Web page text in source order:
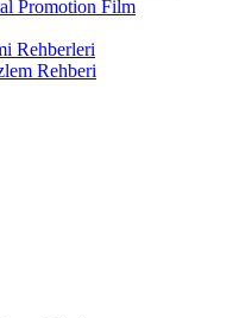
Promotion Film
Rehberleri
Rehberi